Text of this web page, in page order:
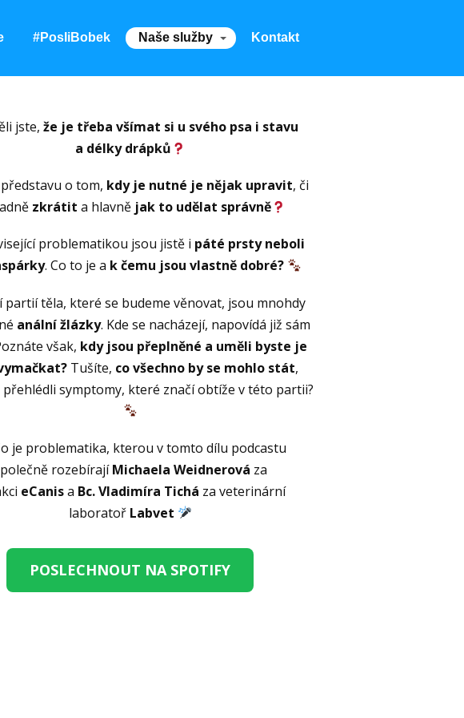
#PosliBobek Naše služby Kontakt
jste,že je třeba všímat si u svého psa i stavu
a délkydrápků
o tom, kdy je nutné je nějak upravit, či
zkrátit a hlavně jak to udělat správně
problematikou jsou jistě i páté prsty neboli
. Co to je a k čemu jsou vlastně dobré?
partií těla, které se budeme věnovat, jsou mnohdy
anální žlázky. Kde se nacházejí, napovídá již sám
však, kdy jsou přeplněné a uměli byste je
Tušíte, co všechno by se mohlo stát,
přehlédli symptomy, které značí obtíže v této partii?
je problematika, kterou v tomto dílu podcastu
rozebírajíMichaela Weidnerová za
eCanisa Bc. Vladimíra Tichá za veterinární
laboratoř Labvet
POSLECHNOUT NA SPOTIFY